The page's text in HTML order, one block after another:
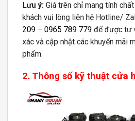
Lưu ý: Giá trên chỉ mang tính
khách vui lòng liên hệ Hotline/
209 – 0965 789 779 để được tư
xác và cập nhật các khuyến mãi
phẩm.
2. Thông số kỹ thuật cửa